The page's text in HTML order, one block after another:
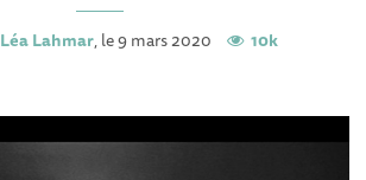
Léa Lahmar, le 9 mars 2020 10k